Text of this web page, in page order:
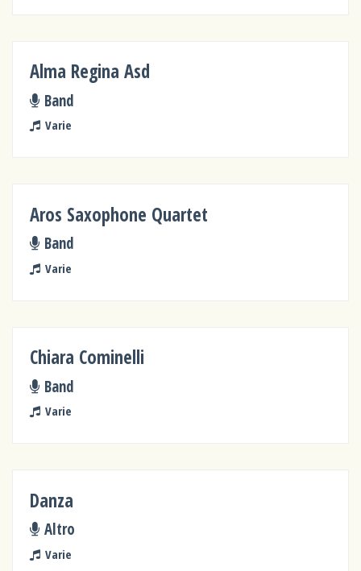
Alma Regina Asd
Band
Varie
Aros Saxophone Quartet
Band
Varie
Chiara Cominelli
Band
Varie
Danza
Altro
Varie